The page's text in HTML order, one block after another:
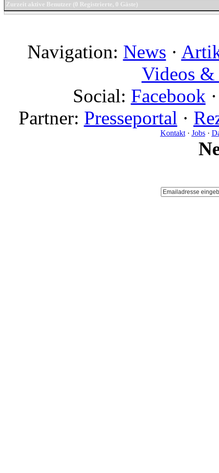
Zurzeit aktive Benutzer (0 Registrierte, 0 Gäste)
Navigation: News ·
Videos
Social: Facebook
Partner: Presseportal ·
Kontakt· Jobs·